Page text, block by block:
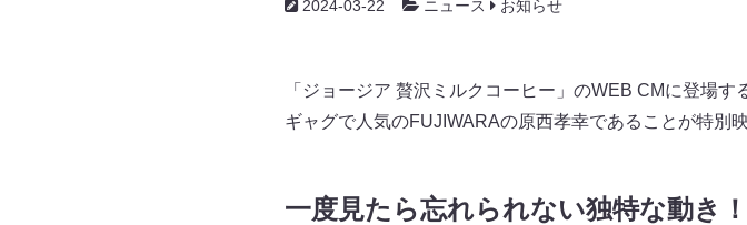
2024-03-22 ニュース お知らせ
「ジョージア 贅沢ミルクコーヒー」のWEB CMに登場
ギャグで人気のFUJIWARAの原西孝幸であることが特別
一度見たら忘れられない独特な動き！